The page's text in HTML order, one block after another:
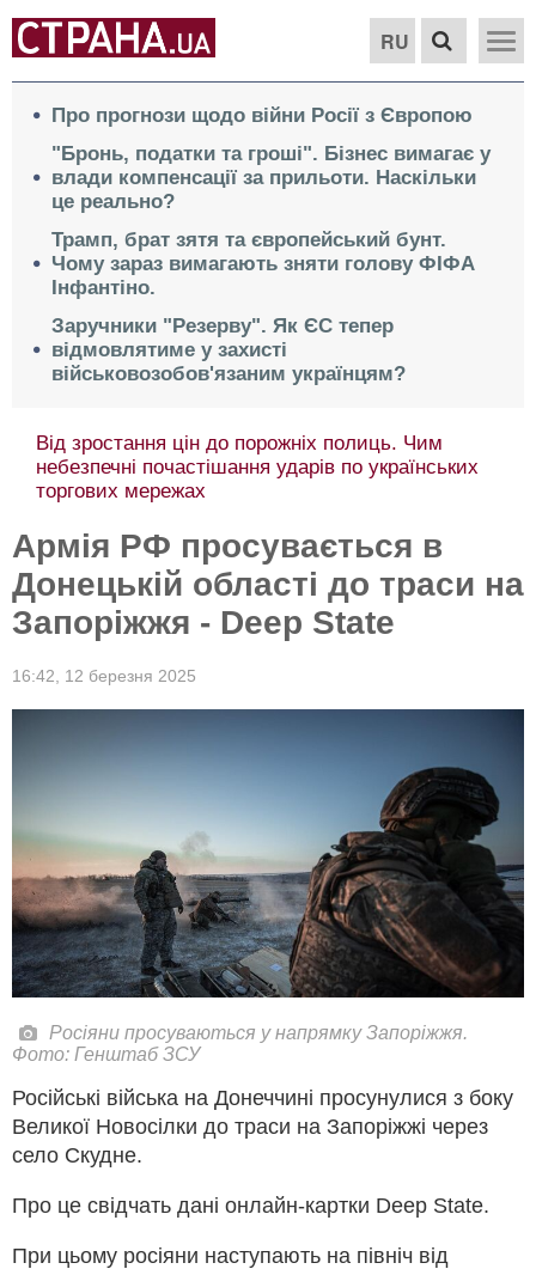
RU
Про прогнози щодо війни Росії з Європою
"Бронь, податки та гроші". Бізнес вимагає у
влади компенсації за прильоти. Наскільки
це реально?
Трамп, брат зятя та європейський бунт.
Чому зараз вимагають зняти голову ФІФА
Інфантіно.
Заручники "Резерву". Як ЄС тепер
відмовлятиме у захисті
військовозобов'язаним українцям?
Від зростання цін до порожніх полиць. Чим
небезпечні почастішання ударів по українських
торгових мережах
Армія РФ просувається в
Донецькій області до траси на
Запоріжжя - Deep State
16:42, 12 березня 2025
Росіяни просуваються у напрямку Запоріжжя.
Фото: Генштаб ЗСУ
Російські війська на Донеччині просунулися з боку
Великої Новосілки до траси на Запоріжжі через
село Скудне.
Про це свідчать дані онлайн-картки Deep State.
При цьому росіяни наступають на північ від